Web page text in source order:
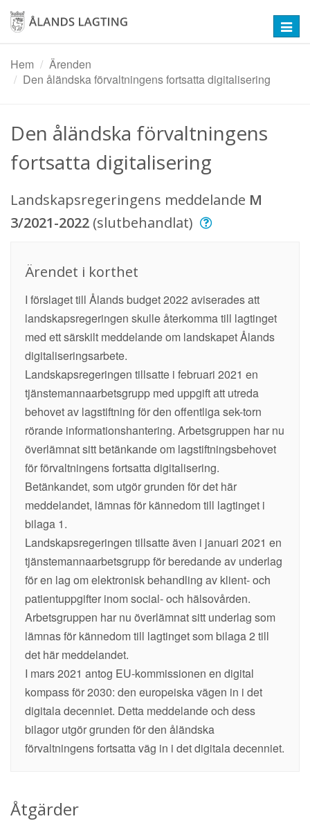
Hoppa
huvudinnehåll
Hem
Ärenden
Den åländska förvaltningens fortsatta digitalisering
Den åländska förvaltningens
fortsatta digitalisering
Landskapsregeringens meddelande M
3/2021-2022 (slutbehandlat)
Ärendet i korthet
I förslaget till Ålands budget 2022 aviserades att
landskapsregeringen skulle återkomma till lagtinget
med ett särskilt meddelande om landskapet Ålands
digitaliseringsarbete.
Landskapsregeringen tillsatte i februari 2021 en
tjänstemannaarbetsgrupp med uppgift att utreda
behovet av lagstiftning för den offentliga sek-torn
rörande informationshantering. Arbetsgruppen har nu
överlämnat sitt betänkande om lagstiftningsbehovet
för förvaltningens fortsatta digitalisering.
Betänkandet, som utgör grunden för det här
meddelandet, lämnas för kännedom till lagtinget i
bilaga 1.
Landskapsregeringen tillsatte även i januari 2021 en
tjänstemannaarbetsgrupp för beredande av underlag
för en lag om elektronisk behandling av klient- och
patientuppgifter inom social- och hälsovården.
Arbetsgruppen har nu överlämnat sitt underlag som
lämnas för kännedom till lagtinget som bilaga 2 till
det här meddelandet.
I mars 2021 antog EU-kommissionen en digital
kompass för 2030: den europeiska vägen in i det
digitala decenniet. Detta meddelande och dess
bilagor utgör grunden för den åländska
förvaltningens fortsatta väg in i det digitala decenniet.
Åtgärder